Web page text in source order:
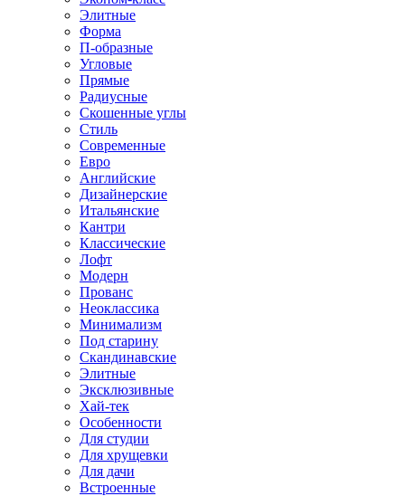
Элитные
Форма
П-образные
Угловые
Прямые
Радиусные
Скошенные углы
Стиль
Современные
Евро
Английские
Дизайнерские
Итальянские
Кантри
Классические
Лофт
Модерн
Прованс
Неоклассика
Минимализм
Под старину
Скандинавские
Элитные
Эксклюзивные
Хай-тек
Особенности
Для студии
Для хрущевки
Для дачи
Встроенные